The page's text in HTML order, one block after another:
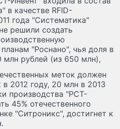
в качестве RFID-
года "Систематика"
решили создать
"Роснано", чья доля в
млн рублей (из 650 млн),
меток должен
2012 году, 20 млн в 2013
производства "РСТ-
45% отечественного
"Ситроникс", достигнет к